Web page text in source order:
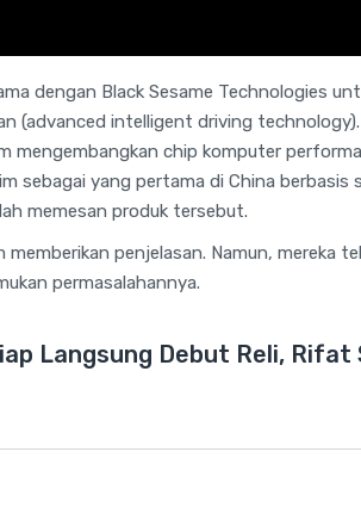
dengan Black Sesame Technologies
(advanced intelligent driving technology).
mengembangkan chip komputer
sebagai yang pertama di China berbasis
memesan produk tersebut.
penjelasan. Namun, mereka
permasalahannya.
Langsung Debut Reli, Rifat